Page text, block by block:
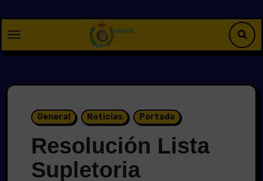
contenido
General Noticias Portada
Resolución Lista
Supletoria